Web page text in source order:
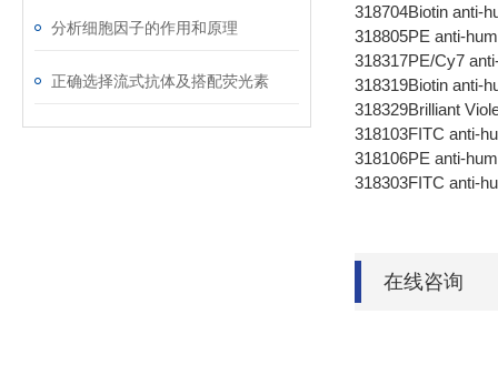
分析细胞因子的作用和原理
正确选择流式抗体及搭配荧光素
318704Biotin anti-
318805PE anti-
318317PE/Cy7
318319Biotin anti-
318329Brilliant
318103FITC anti-
318106PE anti-
318303FITC anti-
在线咨询